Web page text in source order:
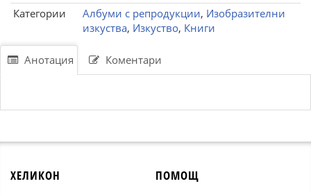
Категории
Албуми с репродукции, Изобразителни
изкуства, Изкуство, Книги
Анотация Коментари
ХЕЛИКОН ПОМОЩ